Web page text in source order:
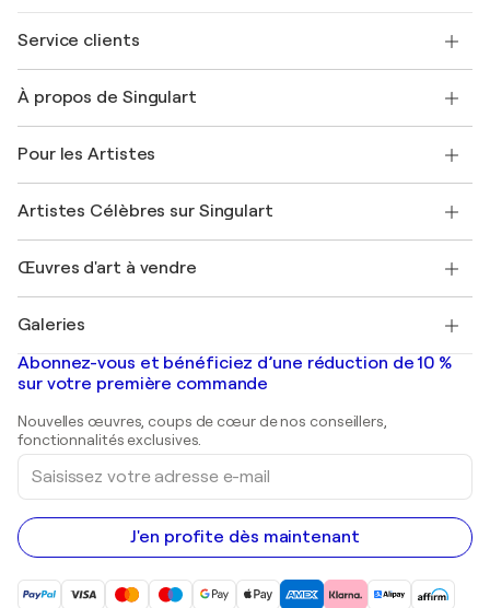
Service clients
Expédition
Offrir une carte cadeau
Rejoignez notre programme commercial
Mon compte
+33 1 76 44 06 42
À propos de Singulart
FAQ
Magazine Singulart
Emplois
Découvrez une sélection d'art original
Pour les Artistes
Se connecter en tant qu'Artiste
Artistes Célèbres sur Singulart
Marc Chagall
Banksy
Mr. Brainwash
Shepard Fairey
Œuvres d'art à vendre
Tableaux abstraits à vendre
Peintures de paysage
Estampes
Peintures acryliques
Galeries
Galeries d'art en France
Galeries d'art en Belgique
Abonnez-vous et bénéficiez d’une réduction de 10 %
sur votre première commande
Nouvelles œuvres, coups de cœur de nos conseillers,
fonctionnalités exclusives.
Saisissez
votre
adresse
e-
mail
J'en profite dès maintenant